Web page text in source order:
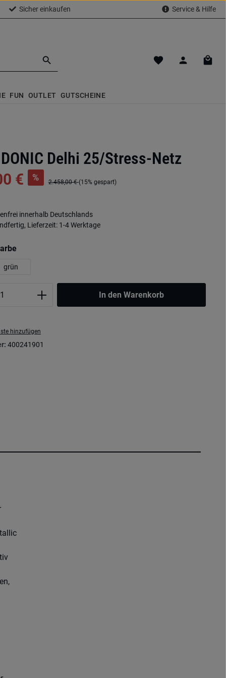
Sicher einkaufen Service & Hilfe
Du hast 0 Produkte
FUN OUTLET GUTSCHEINE
Delhi 25/Stress-Netz
€ % 2.458,00 €(15% gespart)
innerhalb Deutschlands
Lieferzeit: 1-4 Werktage
auswählen
grün
Gib den gewünschten Wert ein
In den Warenkorb
hinzufügen
400241901